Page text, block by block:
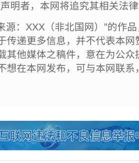
明者，本网将追究其相关法
源：XXX（非北国网）”的作
传递更多信息，并不代表本
其他媒体之稿件，意在为公
想在本网发布，可与本网联